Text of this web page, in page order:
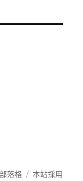
落格 本站採用